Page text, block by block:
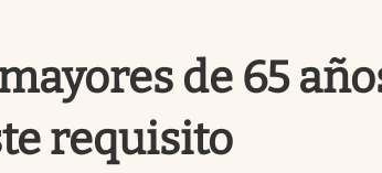
de 65
requisito